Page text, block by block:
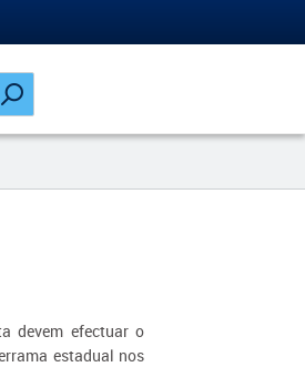
devem efectuar o
estadual nos